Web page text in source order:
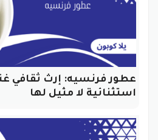
عطور فرنسيه: إرث ثقافي
استثنائية لا مثيل لها